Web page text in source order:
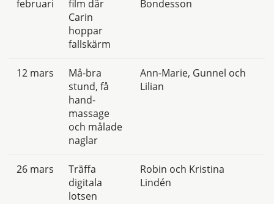
februari
film där
Carin
hoppar
fallskärm
Bondesson
12 mars
Må-bra
stund, få
hand-
massage
och målade
naglar
Ann-Marie, Gunnel och
Lilian
26 mars
Träffa
digitala
lotsen
Robin och Kristina
Lindén